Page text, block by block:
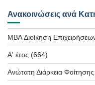
Ανακοινώσεις ανά
MBA Διοίκηση
Α' έτος (664)
Ανώτατη Διάρκεια Φοίτησης